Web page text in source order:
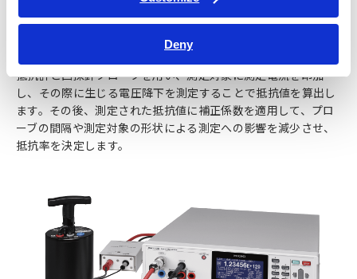
Deny
抵抗計と四探針プローブを用い、測定対象に測定電流を印加
し、その際に生じる電圧降下を測定することで抵抗値を算出し
ます。その後、測定された抵抗値に補正係数を適用して、プロ
ーブの間隔や測定対象の形状による測定への影響を減少させ、
抵抗率を決定します。
低抵抗材料の測定装置例